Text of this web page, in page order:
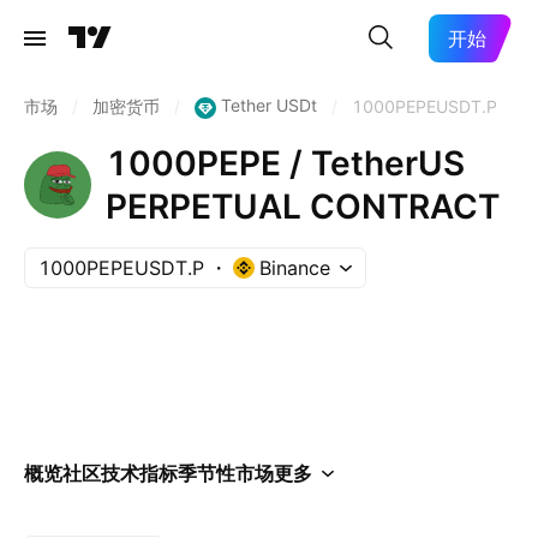
开始
市场 加密货币 Tether USDt 1000PEPEUSDT.P
1000PEPE / TetherUS
PERPETUAL CONTRACT
1000PEPEUSDT.P Binance
概览社区技术指标季节性市场更多